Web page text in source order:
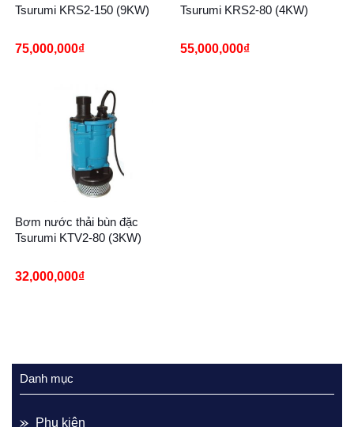
Tsurumi KRS2-150 (9KW)
75,000,000₫
Tsurumi KRS2-80 (4KW)
55,000,000₫
Bơm nước thải bùn đặc
Tsurumi KTV2-80 (3KW)
32,000,000₫
Danh mục
Phụ kiện